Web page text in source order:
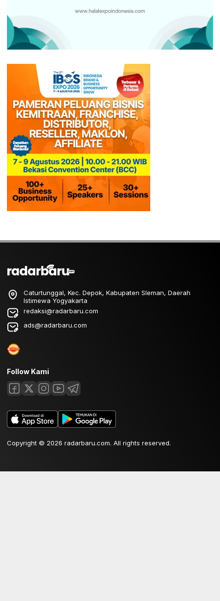
Caturtunggal, Kec. Depok, Kabupaten Sleman, Daerah
Istimewa Yogyakarta
redaksi@radarbaru.com
ads@radarbaru.com
Follow Kami
Copyright © 2026 radarbaru.com. All rights reserved.